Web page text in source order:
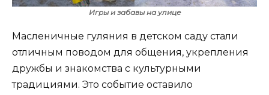
Игры и забавы на улице
Масленичные гуляния в детском саду стали
отличным поводом для общения, укрепления
дружбы и знакомства с культурными
традициями. Это событие оставило